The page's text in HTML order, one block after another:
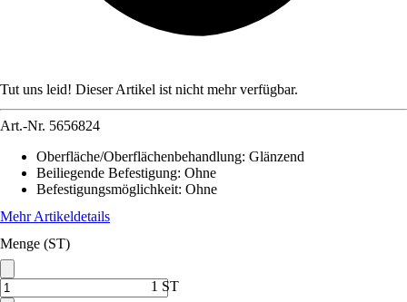
Tut uns leid! Dieser Artikel ist nicht mehr verfügbar.
Art.-Nr. 5656824
Oberfläche/Oberflächenbehandlung: Glänzend
Beiliegende Befestigung: Ohne
Befestigungsmöglichkeit: Ohne
Mehr Artikeldetails
Menge (ST)
1 ST